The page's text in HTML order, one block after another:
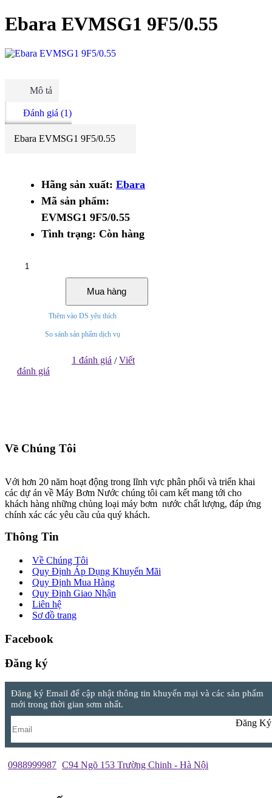
Ebara EVMSG1 9F5/0.55
Mô tả
Đánh giá (1)
Ebara EVMSG1 9F5/0.55
Hãng sản xuất: Ebara
Mã sản phẩm:
EVMSG1 9F5/0.55
Tình trạng: Còn hàng
Mua hàng
Thêm vào DS yêu thích
So sánh sản phẩm dịch vụ
1 đánh giá /Viết
đánh giá
Về Chúng Tôi
Với hơn 20 năm hoạt động trong lĩnh vực phân phối và triển khai
các dự án về Máy Bơm Nước chúng tôi cam kết mang tới cho
khách hàng những chủng loại máy bơm nước chất lượng, đáp ứng
chính xác các yêu cầu của quý khách.
Thông Tin
Về Chúng Tôi
Quy Định Áp Dụng Khuyến Mãi
Quy Định Mua Hàng
Quy Định Giao Nhận
Liên hệ
Sơ đồ trang
Facebook
Đăng ký
Đăng ký Email để cập nhật thông tin khuyến mại và các sản phẩm
mới trong thời gian sơm nhất.
Đăng Ký
0988999987 C94 Ngõ 153 Trường Chinh - Hà Nội